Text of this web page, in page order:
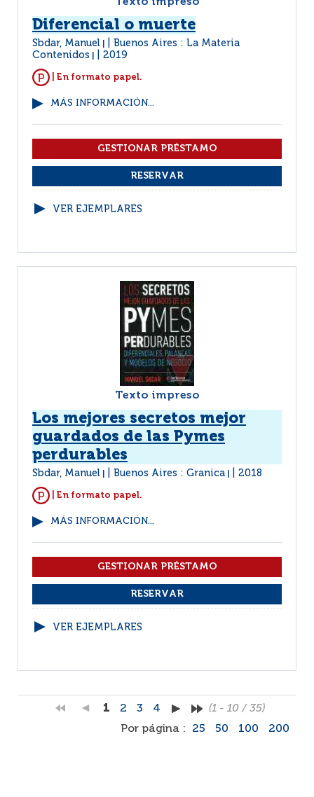
Diferencial o muerte
Sbdar, Manuel
Buenos Aires : La Materia
Contenidos
2019
| En formato papel.
MÁS INFORMACIÓN...
VER EJEMPLARES
Texto impreso
Los mejores secretos mejor
guardados de las Pymes
perdurables
Sbdar, Manuel Buenos Aires : Granica 2018
| En formato papel.
MÁS INFORMACIÓN...
VER EJEMPLARES
1 2 3 4
(1 - 10 / 35)
Por página :
25 50 100 200